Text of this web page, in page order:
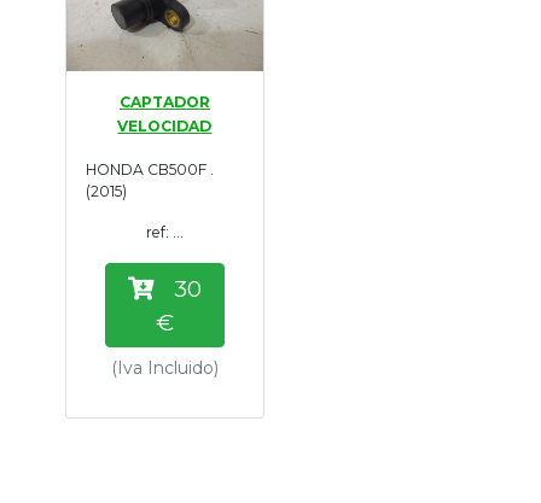
Motores
Usados
Formulario
Empresa
Contacto
CAPTADOR
VELOCIDAD
HONDA CB500F .
(2015)
ref: ...
30
€
(Iva Incluido)